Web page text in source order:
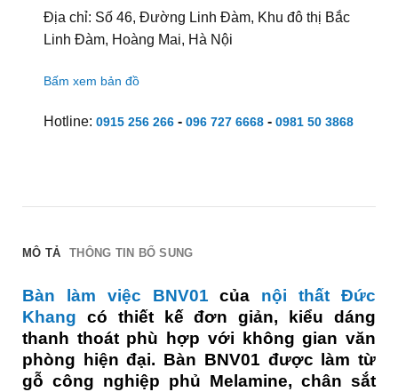
Địa chỉ: Số 46, Đường Linh Đàm, Khu đô thị Bắc
Linh Đàm, Hoàng Mai, Hà Nội
Bấm xem bản đồ
Hotline: 0915 256 266- 096 727 6668- 0981 50 3868
MÔ TẢ THÔNG TIN BỔ SUNG
Bàn làm việc BNV01 của nội thất Đức
Khang có thiết kế đơn giản, kiểu dáng
thanh thoát phù hợp với không gian văn
phòng hiện đại. Bàn BNV01 được làm từ
gỗ công nghiệp phủ Melamine, chân sắt